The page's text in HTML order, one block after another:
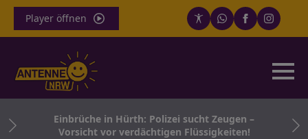
Player öffnen
Einbrüche in Hürth: Polizei sucht Zeugen –
Vorsicht vor verdächtigen Flüssigkeiten!